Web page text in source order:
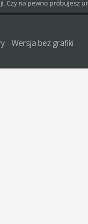
Czy na pewno próbujesz
Wersja bez grafiki